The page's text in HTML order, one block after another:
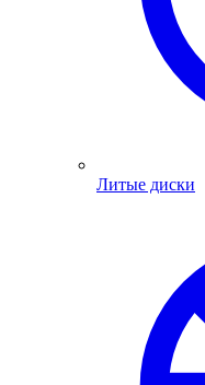
Литые диски